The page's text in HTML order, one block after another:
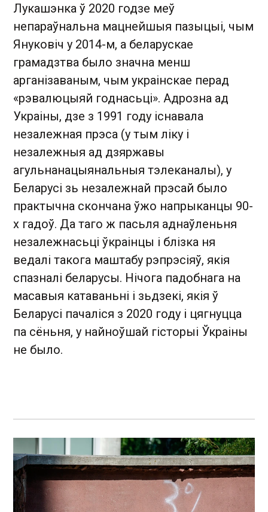
Лукашэнка ў 2020 годзе меў
непараўнальна мацнейшыя пазыцыі, чым
Януковіч у 2014-м, а беларускае
грамадзтва было значна менш
арганізаваным, чым украінскае перад
«рэвалюцыяй годнасьці». Адрозна ад
Украіны, дзе з 1991 году існавала
незалежная прэса (у тым ліку і
незалежныя ад дзяржавы
агульнанацыянальныя тэлеканалы), у
Беларусі зь незалежнай прэсай было
практычна скончана ўжо напрыканцы 90-
х гадоў. Да таго ж пасьля аднаўленьня
незалежнасьці ўкраінцы і блізка ня
ведалі такога маштабу рэпрэсіяў, якія
спазналі беларусы. Нічога падобнага на
масавыя катаваньні і зьдзекі, якія ў
Беларусі пачаліся з 2020 году і цягнуцца
па сёньня, у найноўшай гісторыі Ўкраіны
не было.